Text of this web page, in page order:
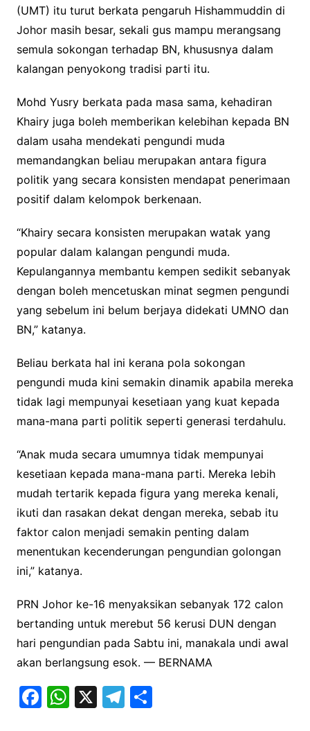
(UMT) itu turut berkata pengaruh Hishammuddin di
Johor masih besar, sekali gus mampu merangsang
semula sokongan terhadap BN, khususnya dalam
kalangan penyokong tradisi parti itu.
Mohd Yusry berkata pada masa sama, kehadiran
Khairy juga boleh memberikan kelebihan kepada BN
dalam usaha mendekati pengundi muda
memandangkan beliau merupakan antara figura
politik yang secara konsisten mendapat penerimaan
positif dalam kelompok berkenaan.
“Khairy secara konsisten merupakan watak yang
popular dalam kalangan pengundi muda.
Kepulangannya membantu kempen sedikit sebanyak
dengan boleh mencetuskan minat segmen pengundi
yang sebelum ini belum berjaya didekati UMNO dan
BN,” katanya.
Beliau berkata hal ini kerana pola sokongan
pengundi muda kini semakin dinamik apabila mereka
tidak lagi mempunyai kesetiaan yang kuat kepada
mana-mana parti politik seperti generasi terdahulu.
“Anak muda secara umumnya tidak mempunyai
kesetiaan kepada mana-mana parti. Mereka lebih
mudah tertarik kepada figura yang mereka kenali,
ikuti dan rasakan dekat dengan mereka, sebab itu
faktor calon menjadi semakin penting dalam
menentukan kecenderungan pengundian golongan
ini,” katanya.
PRN Johor ke-16 menyaksikan sebanyak 172 calon
bertanding untuk merebut 56 kerusi DUN dengan
hari pengundian pada Sabtu ini, manakala undi awal
akan berlangsung esok. — BERNAMA
F W X T S